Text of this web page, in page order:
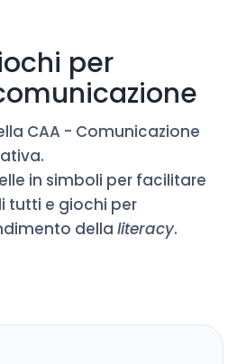
per
CAA - Comunicazione
in simboli per facilitare
tutti e giochi per
della literacy.